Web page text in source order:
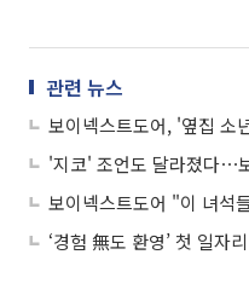
관련 뉴스
보이넥스트도어 "이 녀석
‘경험 無도 환영’ 첫 일자